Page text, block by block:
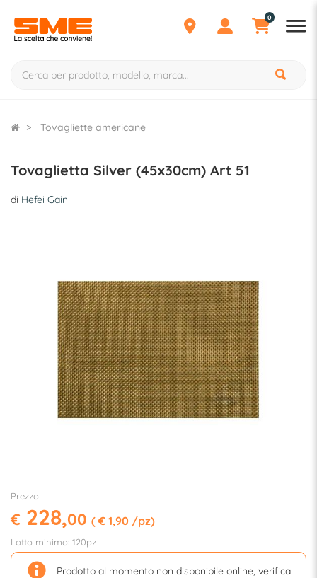
0
Tovagliette americane
Tovaglietta Silver (45x30cm) Art 51
di Hefei Gain
Prezzo
€ 228,00 ( € 1,90 /pz)
Lotto minimo: 120pz
Prodotto al momento non disponibile online, verifica